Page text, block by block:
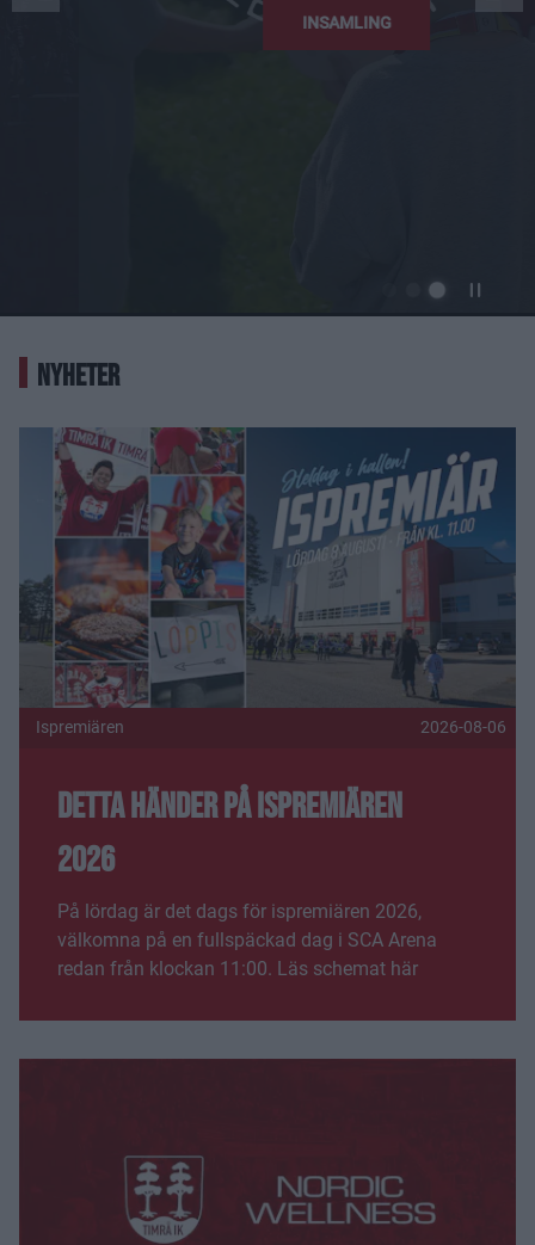
INSAMLING
NYHETER
Ispremiären 2026-08-06
Detta händer på Ispremiären
2026
På lördag är det dags för ispremiären 2026,
välkomna på en fullspäckad dag i SCA Arena
redan från klockan 11:00. Läs schemat här
Fler nyheter